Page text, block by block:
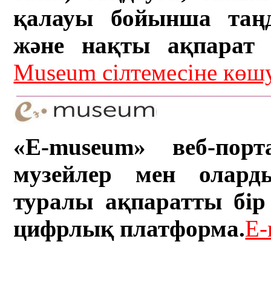
қалауы бойынша
және нақты ақпарат
Museum сілтемесіне
«E-museum» веб-
музейлер мен
туралы ақпаратты бір
цифрлық платформа.